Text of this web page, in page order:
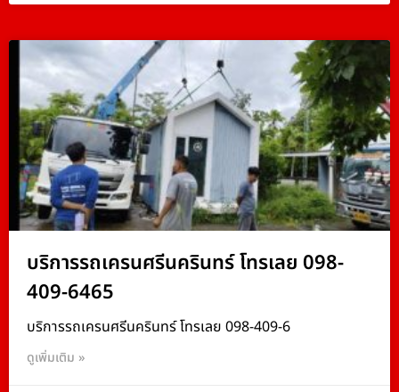
บริการรถเครนศรีนครินทร์ โทรเลย 098-
409-6465
บริการรถเครนศรีนครินทร์ โทรเลย 098-409-6
ดูเพิ่มเติม »